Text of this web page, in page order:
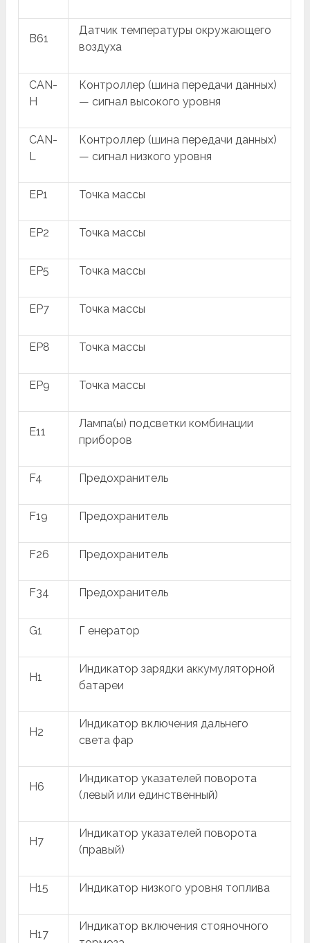
B61
Датчик температуры окружающего
воздуха
CAN-
H
Контроллер (шина передачи данных)
— сигнал высокого уровня
CAN-
L
Контроллер (шина передачи данных)
— сигнал низкого уровня
EP1 Точка массы
EP2 Точка массы
EP5 Точка массы
EP7 Точка массы
EP8 Точка массы
EP9 Точка массы
E11
Лампа(ы) подсветки комбинации
приборов
F4 Предохранитель
F19 Предохранитель
F26 Предохранитель
F34 Предохранитель
G1 Г енератор
H1
Индикатор зарядки аккумуляторной
батареи
H2
Индикатор включения дальнего
света фар
H6
Индикатор указателей поворота
(левый или единственный)
H7
Индикатор указателей поворота
(правый)
H15 Индикатор низкого уровня топлива
H17
Индикатор включения стояночного